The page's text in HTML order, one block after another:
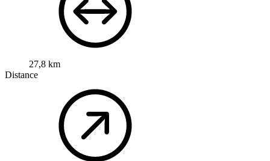
27,8 km
Distance